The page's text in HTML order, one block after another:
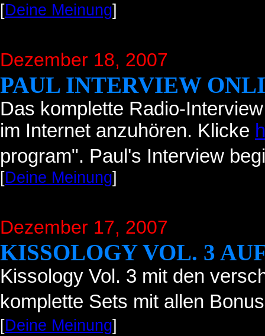
[Deine Meinung]
Dezember 18, 2007
PAUL INTERVIEW
Das komplette Radio-
im Internet anzuhören. Klicke
program". Paul's Interview
[Deine Meinung]
Dezember 17, 2007
KISSOLOGY VOL. 3
Kissology Vol. 3 mit den
komplette Sets mit allen
[Deine Meinung]